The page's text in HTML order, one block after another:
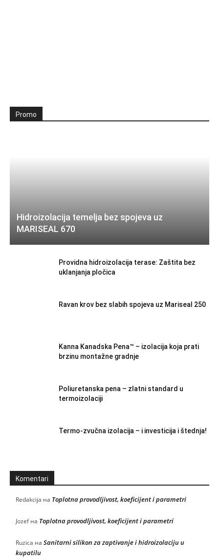
Promo
Hidroizolacija temelja bez spojeva uz
MARISEAL 670
Providna hidroizolacija terase: Zaštita bez
uklanjanja pločica
Ravan krov bez slabih spojeva uz Mariseal 250
Kanna Kanadska Pena™ – izolacija koja prati
brzinu montažne gradnje
Poliuretanska pena – zlatni standard u
termoizolaciji
Termo-zvučna izolacija – i investicija i štednja!
Komentari
Redakcija на Toplotna provodljivost, koeficijent i parametri
Jozefна Toplotna provodljivost, koeficijent i parametri
Ruzica на Sanitarni silikon za zaptivanje i hidroizolaciju u
kupatilu